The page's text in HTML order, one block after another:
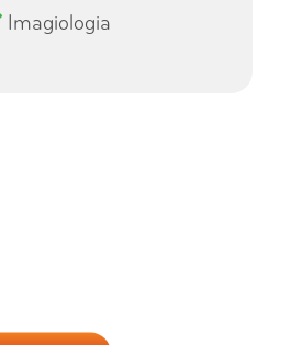
Imagiologia